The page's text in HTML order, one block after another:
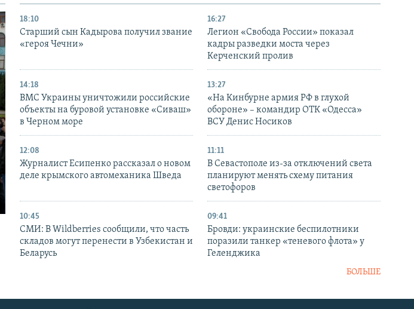
18:10
Старший сын Кадырова получил звание
«героя Чечни»
16:27
Легион «Свобода России» показал
кадры разведки моста через
Керченский пролив
14:18
ВМС Украины уничтожили российские
объекты на буровой установке «Сиваш»
в Черном море
13:27
«На Кинбурне армия РФ в глухой
обороне» – командир ОТК «Одесса»
ВСУ Денис Носиков
12:08
Журналист Есипенко рассказал о новом
деле крымского автомеханика Шведа
11:11
В Севастополе из-за отключений света
планируют менять схему питания
светофоров
10:45
СМИ: В Wildberries сообщили, что часть
складов могут перенести в Узбекистан и
Беларусь
09:41
Бровди: украинские беспилотники
поразили танкер «теневого флота» у
Геленджика
БОЛЬШЕ